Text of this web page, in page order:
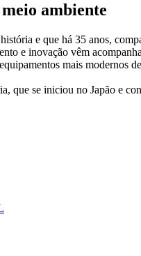
ambiente
e que há 35 anos,
e inovação vêm
mais modernos
que se iniciou no Japão e